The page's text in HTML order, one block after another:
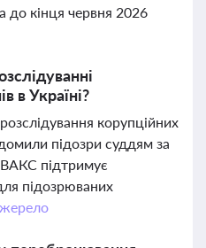
до кінця червня 2026
в Україні?
корупційних
підозри суддям за
ВАКС підтримує
підозрюваних